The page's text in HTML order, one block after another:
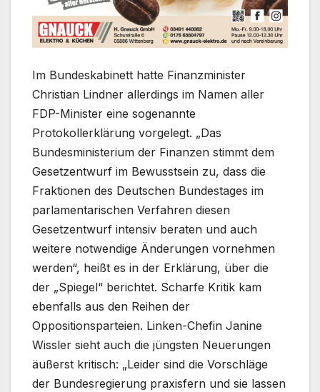
Im Bundeskabinett hatte Finanzminister
Christian Lindner allerdings im Namen aller
FDP-Minister eine sogenannte
Protokollerklärung vorgelegt. „Das
Bundesministerium der Finanzen stimmt dem
Gesetzentwurf im Bewusstsein zu, dass die
Fraktionen des Deutschen Bundestages im
parlamentarischen Verfahren diesen
Gesetzentwurf intensiv beraten und auch
weitere notwendige Änderungen vornehmen
werden“, heißt es in der Erklärung, über die
der „Spiegel“ berichtet. Scharfe Kritik kam
ebenfalls aus den Reihen der
Oppositionsparteien. Linken-Chefin Janine
Wissler sieht auch die jüngsten Neuerungen
äußerst kritisch: „Leider sind die Vorschläge
der Bundesregierung praxisfern und sie lassen